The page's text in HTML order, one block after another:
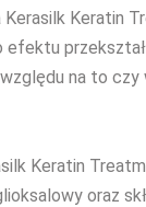
Kerasilk Keratin
na to
Keratin
oraz